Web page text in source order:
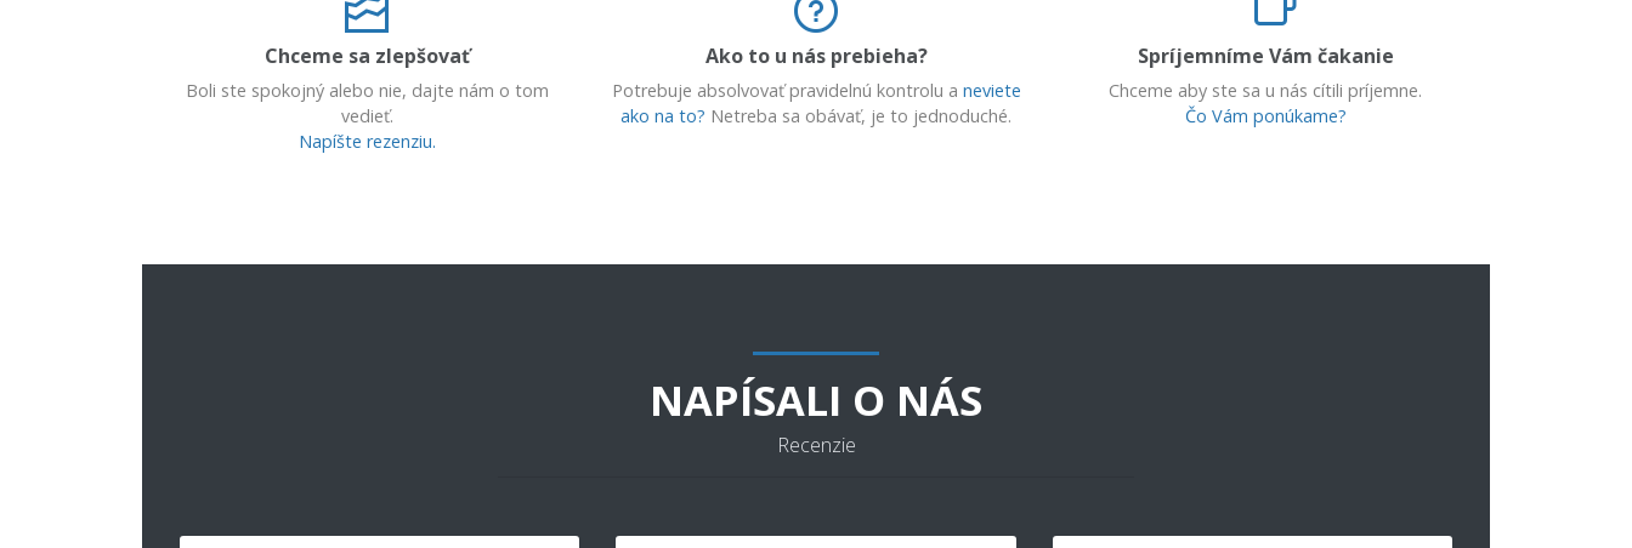
Chceme sa zlepšovať
Boli ste spokojný alebo nie, dajte nám o tom
vedieť.
Napíšte rezenziu.
Ako to u nás prebieha?
Potrebuje absolvovať pravidelnú kontrolu a neviete
ako na to? Netreba sa obávať, je to jednoduché.
Spríjemníme Vám čakanie
Chceme aby ste sa u nás cítili príjemne.
Čo Vám ponúkame?
NAPÍSALI O NÁS
Recenzie